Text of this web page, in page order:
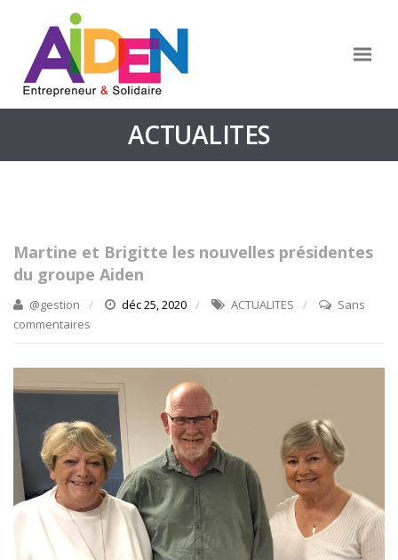
ACTUALITES
Martine et Brigitte les nouvelles présidentes
du groupe Aiden
@gestion déc 25, 2020 ACTUALITES
Sans
commentaires